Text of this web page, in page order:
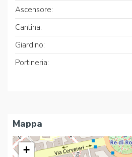
Ascensore:
Cantina:
Giardino:
Portineria:
Mappa
+